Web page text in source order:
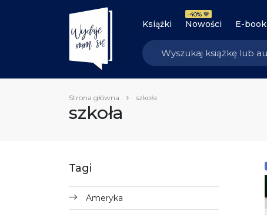
Książki Nowości
-40% 💙
E-
Strona główna szkoła
szkoła
Tagi
Ameryka